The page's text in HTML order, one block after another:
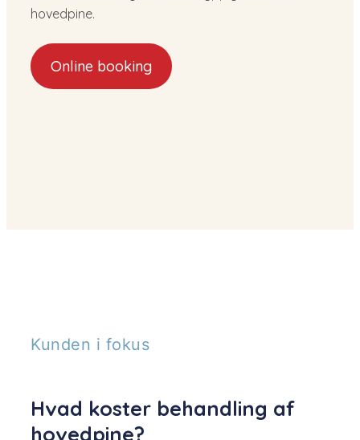
hovedpine.
Online booking
Kunden i fokus
Hvad koster behandling af
hovedpine?